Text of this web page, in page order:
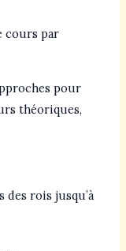
cours par
pour
théoriques,
des rois jusqu’à